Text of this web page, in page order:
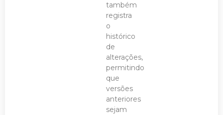
também
registra
o
histórico
de
alterações,
permitindo
que
versões
anteriores
sejam